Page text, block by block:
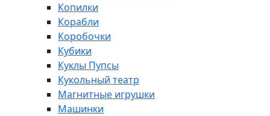
Копилки
Корабли
Коробочки
Кубики
Куклы Пупсы
Кукольный театр
Магнитные игрушки
Машинки